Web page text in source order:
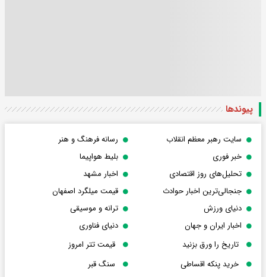
پیوندها
سایت رهبر معظم انقلاب
رسانه فرهنگ و هنر
خبر فوری
بلیط هواپیما
تحلیل‌های روز اقتصادی
اخبار مشهد
جنجالی‌ترین اخبار حوادث
قیمت میلگرد اصفهان
دنیای ورزش
ترانه و موسیقی
اخبار ایران و جهان
دنیای فناوری
تاریخ را ورق بزنید
قیمت تتر امروز
خرید پنکه اقساطی
سنگ قبر